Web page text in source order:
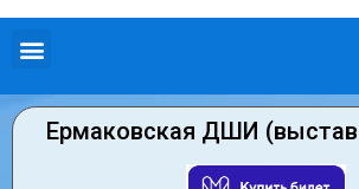
Ермаковская ДШИ